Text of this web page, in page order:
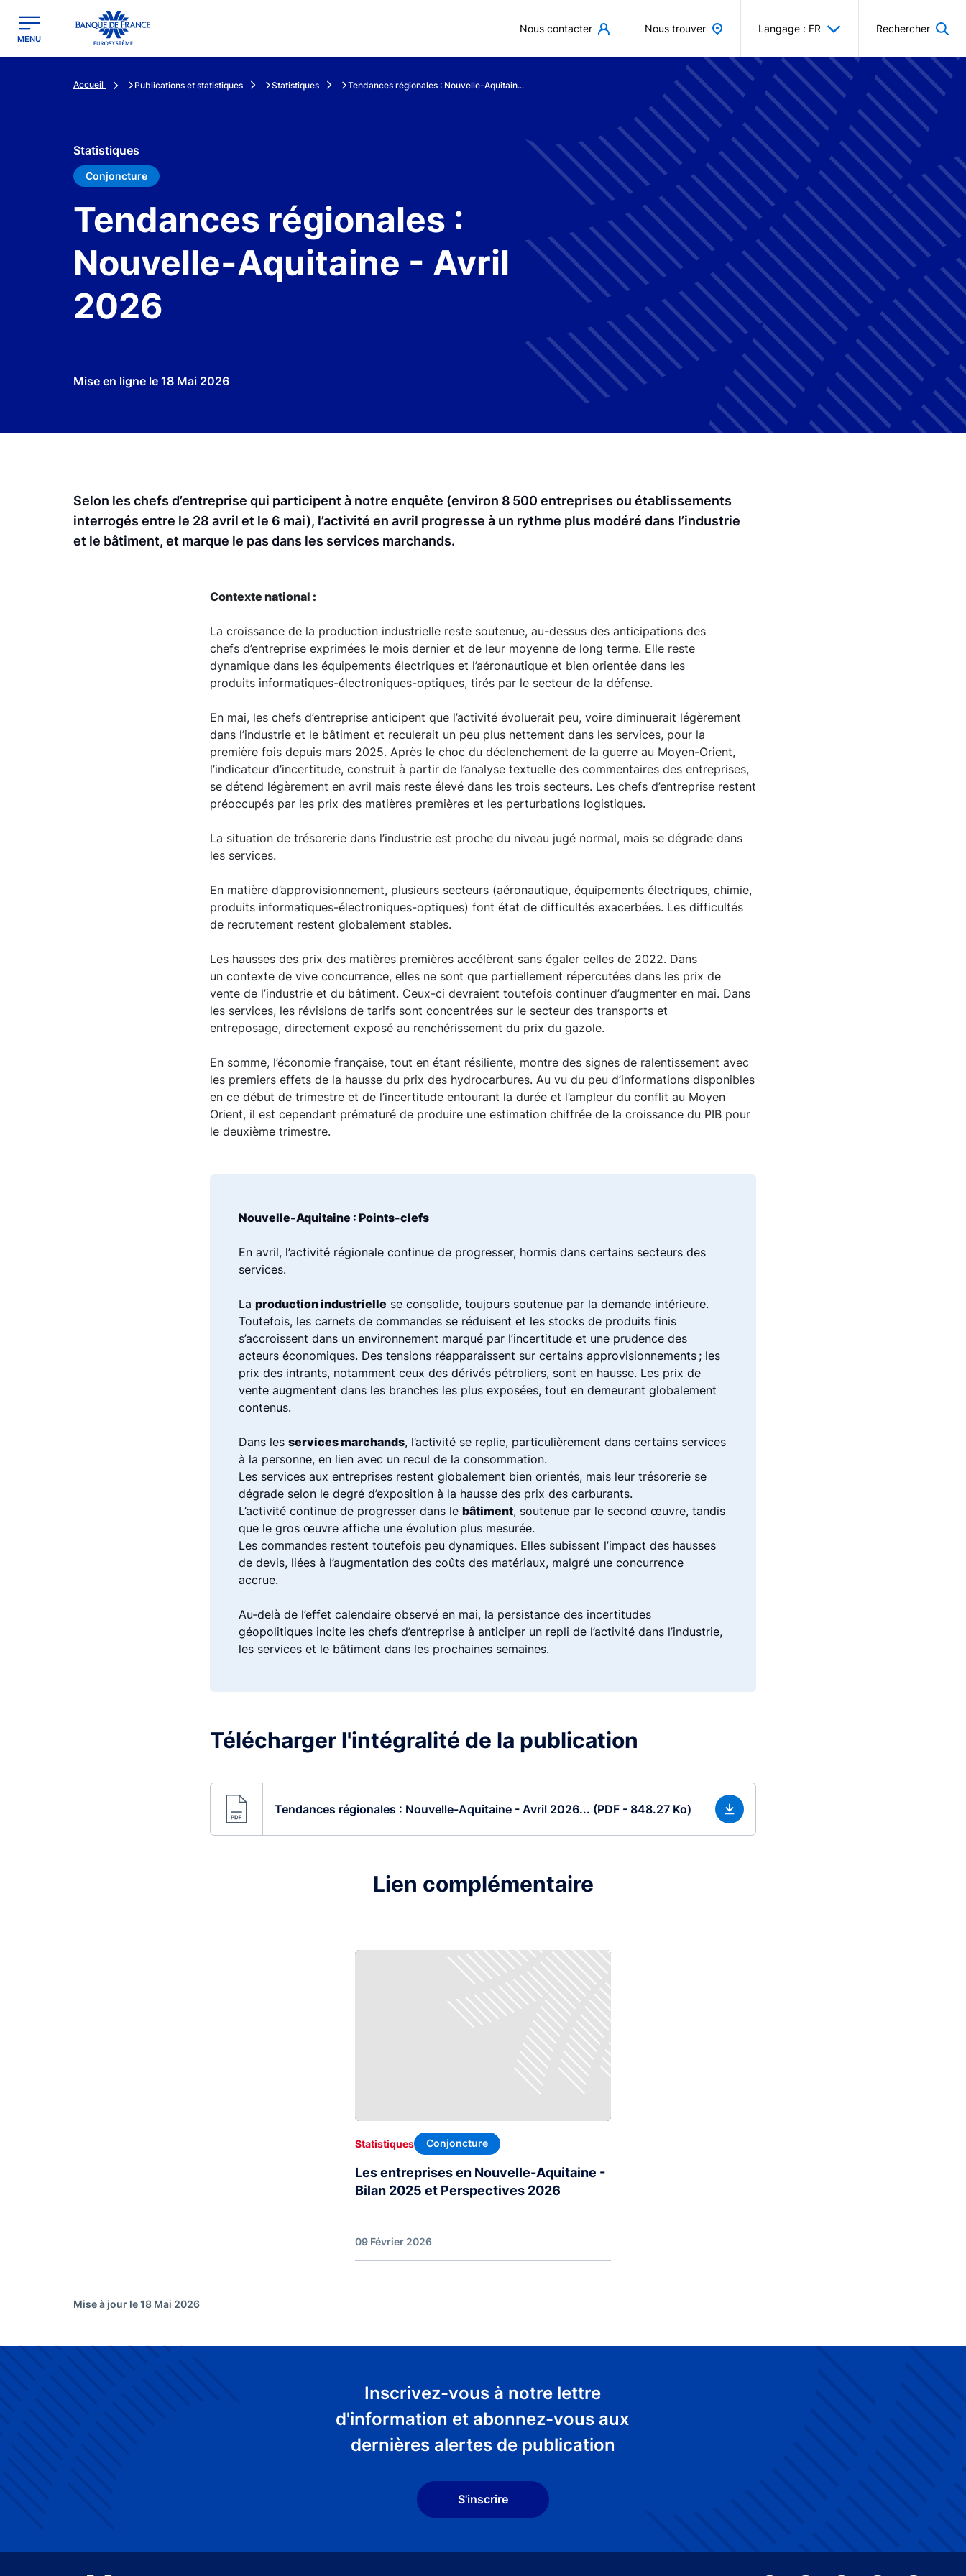
Banque de France - Menu Principal
MENU
Nous contacter Nous trouver Langage : FR Rechercher
Accueil Publications et statistiques Statistiques Tendances régionales : Nouvelle-Aquitain...
Statistiques
Conjoncture
Tendances régionales :
Nouvelle-Aquitaine - Avril
2026
Mise en ligne le 18 Mai 2026
Selon les chefs d’entreprise qui participent à notre enquête (environ 8 500 entreprises ou établissements
interrogés entre le 28 avril et le 6 mai), l’activité en avril progresse à un rythme plus modéré dans l’industrie
et le bâtiment, et marque le pas dans les services marchands.
Contexte national :
La croissance de la production industrielle reste soutenue, au-dessus des anticipations des
chefs d’entreprise exprimées le mois dernier et de leur moyenne de long terme. Elle reste
dynamique dans les équipements électriques et l’aéronautique et bien orientée dans les
produits informatiques-électroniques-optiques, tirés par le secteur de la défense.
En mai, les chefs d’entreprise anticipent que l’activité évoluerait peu, voire diminuerait légèrement
dans l’industrie et le bâtiment et reculerait un peu plus nettement dans les services, pour la
première fois depuis mars 2025. Après le choc du déclenchement de la guerre au Moyen-Orient,
l’indicateur d’incertitude, construit à partir de l’analyse textuelle des commentaires des entreprises,
se détend légèrement en avril mais reste élevé dans les trois secteurs. Les chefs d’entreprise restent
préoccupés par les prix des matières premières et les perturbations logistiques.
La situation de trésorerie dans l’industrie est proche du niveau jugé normal, mais se dégrade dans
les services.
En matière d’approvisionnement, plusieurs secteurs (aéronautique, équipements électriques, chimie,
produits informatiques-électroniques-optiques) font état de difficultés exacerbées. Les difficultés
de recrutement restent globalement stables.
Les hausses des prix des matières premières accélèrent sans égaler celles de 2022. Dans
un contexte de vive concurrence, elles ne sont que partiellement répercutées dans les prix de
vente de l’industrie et du bâtiment. Ceux-ci devraient toutefois continuer d’augmenter en mai. Dans
les services, les révisions de tarifs sont concentrées sur le secteur des transports et
entreposage, directement exposé au renchérissement du prix du gazole.
En somme, l’économie française, tout en étant résiliente, montre des signes de ralentissement avec
les premiers effets de la hausse du prix des hydrocarbures. Au vu du peu d’informations disponibles
en ce début de trimestre et de l’incertitude entourant la durée et l’ampleur du conflit au Moyen
Orient, il est cependant prématuré de produire une estimation chiffrée de la croissance du PIB pour
le deuxième trimestre.
Nouvelle-Aquitaine : Points-clefs
En avril, l’activité régionale continue de progresser, hormis dans certains secteurs des
services.
La production industrielle se consolide, toujours soutenue par la demande intérieure.
Toutefois, les carnets de commandes se réduisent et les stocks de produits finis
s’accroissent dans un environnement marqué par l’incertitude et une prudence des
acteurs économiques. Des tensions réapparaissent sur certains approvisionnements ; les
prix des intrants, notamment ceux des dérivés pétroliers, sont en hausse. Les prix de
vente augmentent dans les branches les plus exposées, tout en demeurant globalement
contenus.
Dans les services marchands, l’activité se replie, particulièrement dans certains services
à la personne, en lien avec un recul de la consommation.
Les services aux entreprises restent globalement bien orientés, mais leur trésorerie se
dégrade selon le degré d’exposition à la hausse des prix des carburants.
L’activité continue de progresser dans le bâtiment, soutenue par le second œuvre, tandis
que le gros œuvre affiche une évolution plus mesurée.
Les commandes restent toutefois peu dynamiques. Elles subissent l’impact des hausses
de devis, liées à l’augmentation des coûts des matériaux, malgré une concurrence
accrue.
Au‑delà de l’effet calendaire observé en mai, la persistance des incertitudes
géopolitiques incite les chefs d’entreprise à anticiper un repli de l’activité dans l’industrie,
les services et le bâtiment dans les prochaines semaines.
Télécharger l'intégralité de la publication
Tendances régionales : Nouvelle-Aquitaine - Avril 2026... (PDF - 848.27 Ko)
Lien complémentaire
Les entreprises en Nouvelle-Aquitaine -
Bilan 2025 et Perspectives 2026
Statistiques Conjoncture
09 Février 2026
Mise à jour le 18 Mai 2026
Inscrivez-vous à notre lettre
d'information et abonnez-vous aux
dernières alertes de publication
S'inscrire